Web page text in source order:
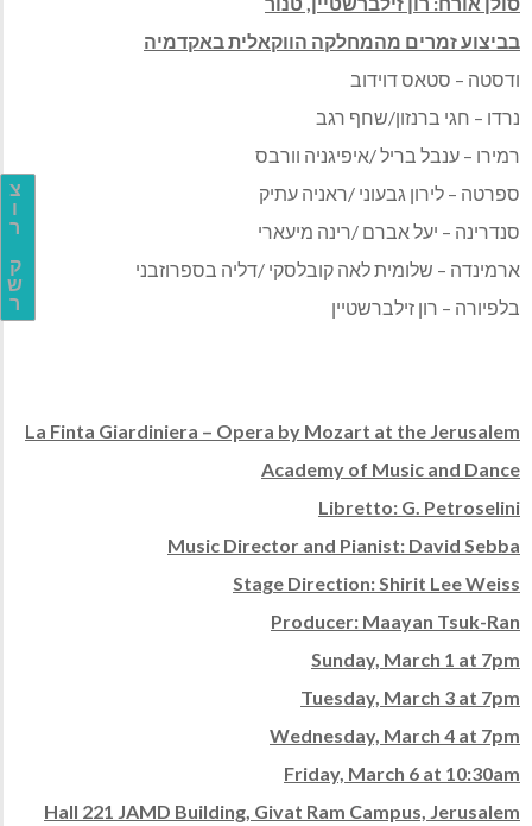
צ
ו
ר
ק
ש
ר
בביצוע זמרים מהמחלקה הווקאלית באקדמיה
ודסטה – סטאס דוידוב
נרדו – חגי ברנזון/שחף רגב
רמירו – ענבל בריל /איפיגניה וורבס
ספרטה – לירון גבעוני /ראניה עתיק
סנדרינה – יעל אברם /רינה מיעארי
ארמינדה – שלומית לאה קובלסקי /דליה בספרוזבני
בלפיורה – רון זילברשטיין
La Finta Giardiniera – Opera by Mozart at the Jerusalem
Academy of Music and Dance
Libretto: G. Petroselini
Music Director and Pianist: David Sebba
Stage Direction: Shirit Lee Weiss
Producer: Maayan Tsuk-Ran
Sunday, March 1 at 7pm
Tuesday, March 3 at 7pm
Wednesday, March 4 at 7pm
Friday, March 6 at 10:30am
Hall 221 JAMD Building, Givat Ram Campus, Jerusalem